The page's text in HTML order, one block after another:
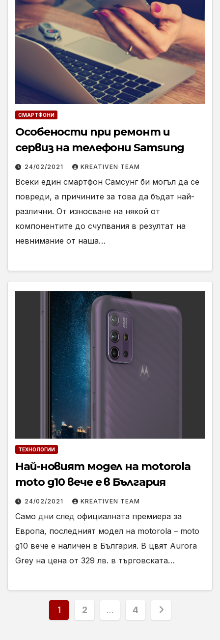
СМАРТФОНИ
Особености при ремонт и
сервиз на телефони Samsung
24/02/2021 KREATIVEN TEAM
Всеки един смартфон Самсунг би могъл да се
повреди, а причините за това да бъдат най-
различни. От износване на някой от
компонентите до счупвания в резултат на
невнимание от наша…
ТЕХНОЛОГИИ
Най-новият модел на motorola
moto g10 вече е в България
24/02/2021 KREATIVEN TEAM
Само дни след официалната премиера за
Европа, последният модел на motorola – moto
g10 вече е наличен в България. В цвят Aurora
Grey на цена от 329 лв. в търговската…
Разделяне
1 2 … 4